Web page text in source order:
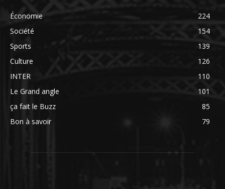
Économie
224
Société
154
Sports
139
Culture
126
INTER
110
Le Grand angle
101
ça fait le Buzz
85
Bon à savoir
79